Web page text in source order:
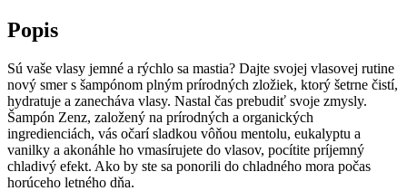
Popis
Sú vaše vlasy jemné a rýchlo sa mastia? Dajte svojej vlasovej rutine
nový smer s šampónom plným prírodných zložiek, ktorý šetrne čistí,
hydratuje a zanecháva vlasy. Nastal čas prebudiť svoje zmysly.
Šampón Zenz, založený na prírodných a organických
ingredienciách, vás očarí sladkou vôňou mentolu, eukalyptu a
vanilky a akonáhle ho vmasírujete do vlasov, pocítite príjemný
chladivý efekt. Ako by ste sa ponorili do chladného mora počas
horúceho letného dňa.